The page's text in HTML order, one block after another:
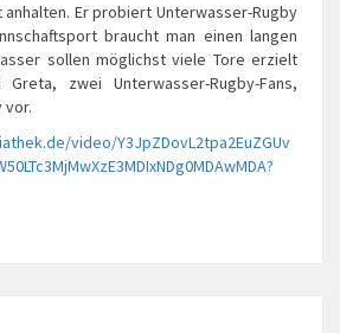
anhalten. Er probiert Unterwasser-Rugby
braucht man einen langen
sollen möglichst viele Tore erzielt
zwei Unterwasser-Rugby-Fans,
vor.
video/Y3JpZDovL2tpa2EuZGUv